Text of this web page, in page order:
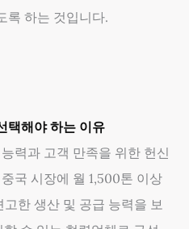
록 하는 것입니다.
택해야 하는 이유
력과 고객 만족을 위한 헌신
국 시장에 월 1,500톤 이상
한 생산 및 공급 능력을 보